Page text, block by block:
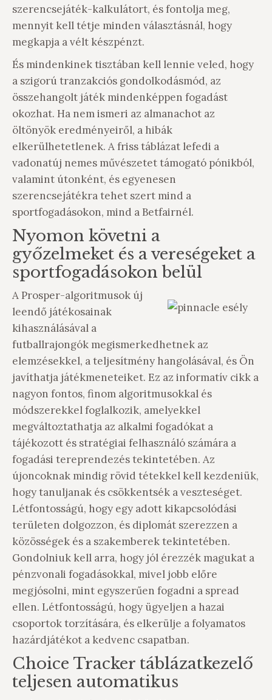
szerencsejáték-kalkulátort, és fontolja meg,
mennyit kell tétje minden választásnál, hogy
megkapja a vélt készpénzt.
És mindenkinek tisztában kell lennie veled, hogy
a szigorú tranzakciós gondolkodásmód, az
összehangolt játék mindenképpen fogadást
okozhat. Ha nem ismeri az almanachot az
öltönyök eredményeiről, a hibák
elkerülhetetlenek. A friss táblázat lefedi a
vadonatúj nemes művészetet támogató pónikból,
valamint útonként, és egyenesen
szerencsejátékra tehet szert mind a
sportfogadásokon, mind a Betfairnél.
Nyomon követni a
győzelmeket és a vereségeket a
sportfogadásokon belül
A Prosper-algoritmusok új
leendő játékosainak
kihasználásával a
futballrajongók megismerkedhetnek az
elemzésekkel, a teljesítmény hangolásával, és Ön
javíthatja játékmeneteiket. Ez az informatív cikk a
nagyon fontos, finom algoritmusokkal és
módszerekkel foglalkozik, amelyekkel
megváltoztathatja az alkalmi fogadókat a
tájékozott és stratégiai felhasználó számára a
fogadási tereprendezés tekintetében. Az
újoncoknak mindig rövid tétekkel kell kezdeniük,
hogy tanuljanak és csökkentsék a veszteséget.
Létfontosságú, hogy egy adott kikapcsolódási
területen dolgozzon, és diplomát szerezzen a
közösségek és a szakemberek tekintetében.
Gondolniuk kell arra, hogy jól érezzék magukat a
pénzvonali fogadásokkal, mivel jobb előre
megjósolni, mint egyszerűen fogadni a spread
ellen. Létfontosságú, hogy ügyeljen a hazai
csoportok torzítására, és elkerülje a folyamatos
hazárdjátékot a kedvenc csapatban.
Choice Tracker táblázatkezelő
teljesen automatikus